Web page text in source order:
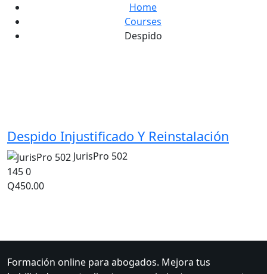
Home
Courses
Despido
Despido Injustificado Y Reinstalación
JurisPro 502
1450
Q450.00
Formación online para abogados. Mejora tus